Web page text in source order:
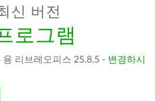
신 버전
로그램
리브레오피스 25.8.5 - 변경하시